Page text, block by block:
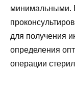
минимальными.
для получения
определения
операции